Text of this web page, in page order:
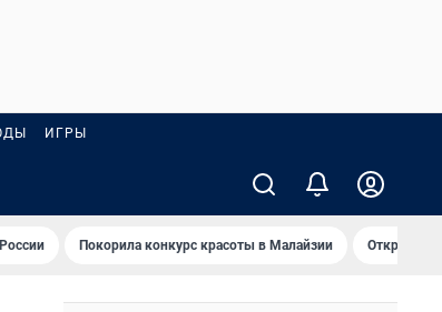
ИГРЫ
Покорила конкурс красоты в Малайзии Открыл